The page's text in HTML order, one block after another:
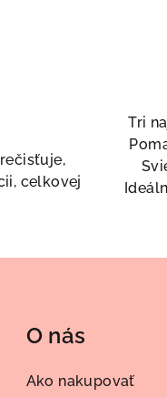
celkovej
Tri
O nás
Ako nakupovať